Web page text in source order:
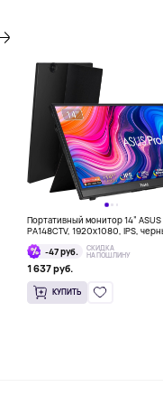
Портативный монитор 14”
PA148CTV, 1920x1080, IPS,
-47 руб.
СКИДКА
НА ПОШЛИНУ
1 637 руб.
КУПИТЬ